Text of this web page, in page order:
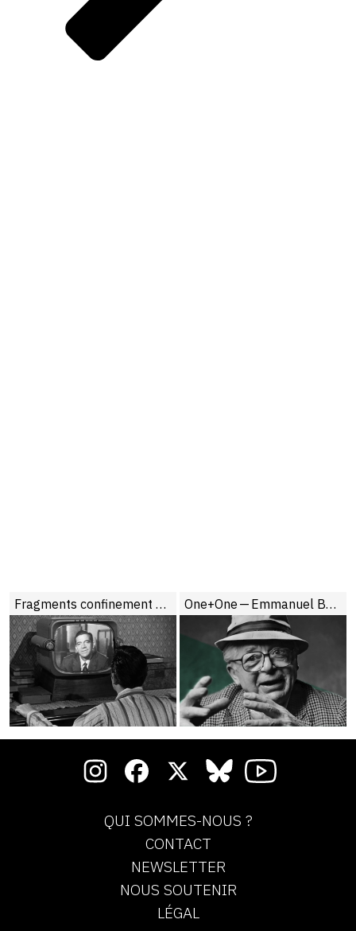
Fragments confinement #7 One+One — Emmanuel Burdeau face à Wilder
QUI SOMMES-NOUS ?
CONTACT
NEWSLETTER
NOUS SOUTENIR
LÉGAL